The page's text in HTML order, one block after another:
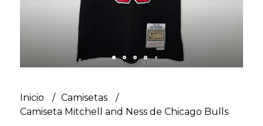
Inicio
Camisetas
Camiseta Mitchell and Ness de Chicago Bulls